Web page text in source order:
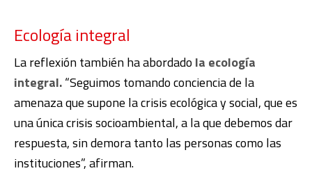
Ecología integral
La reflexión también ha abordado la ecología
integral.“Seguimos tomando conciencia de la
amenaza que supone la crisis ecológica y social, que es
una única crisis socioambiental, a la que debemos dar
respuesta, sin demora tanto las personas como las
instituciones”, afirman.